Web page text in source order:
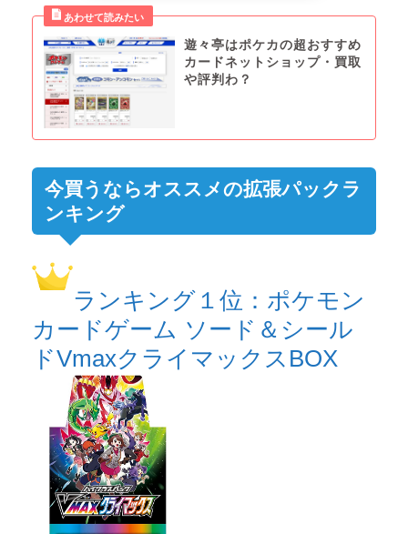
遊々亭はポケカの超おすすめ
カードネットショップ・買取
や評判わ？
今買うならオススメの拡張パックラ
ンキング
ランキング１位：ポケモン
カードゲーム ソード＆シール
ドVmaxクライマックスBOX